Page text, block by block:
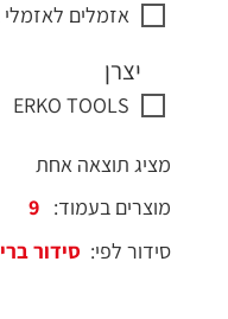
מציג תוצאה אחת
מוצרים בעמוד:
סידור לפי:
אזמלים לאזמלי
יצרן
ERKO TOOLS